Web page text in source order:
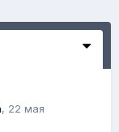
, 22 мая